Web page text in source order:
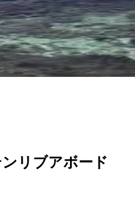
リブアボード